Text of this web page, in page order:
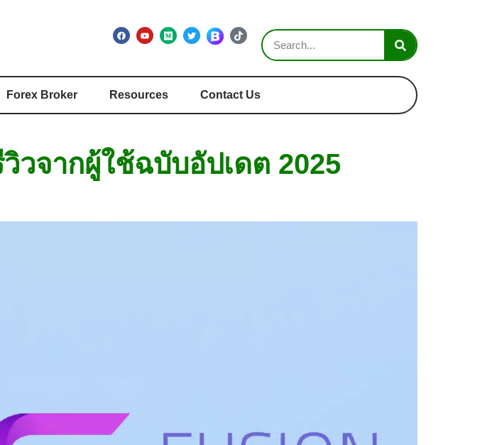
Forex Broker Resources Contact Us
วจากผู้ใช้ฉบับอัปเดต 2025